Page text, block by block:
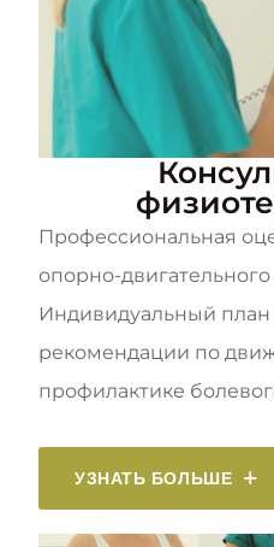
Профессиональная
опорно-двигательного
Индивидуальный план
рекомендации по
профилактике
УЗНАТЬ БОЛЬШЕ